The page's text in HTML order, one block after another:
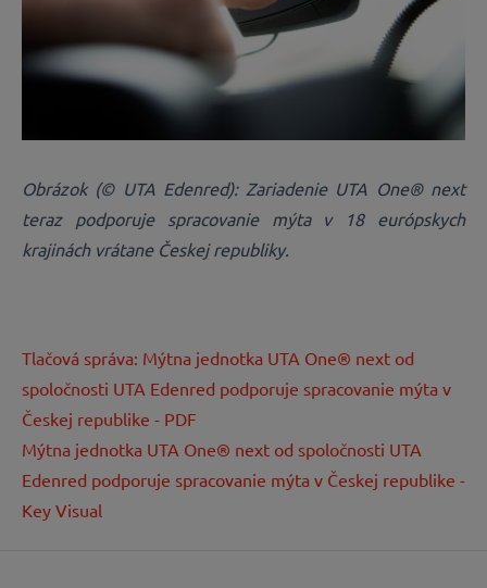
Obrázok (© UTA Edenred): Zariadenie UTA One® next
teraz podporuje spracovanie mýta v 18 európskych
krajinách vrátane Českej republiky.
Tlačová správa: Mýtna jednotka UTA One® next od
spoločnosti UTA Edenred podporuje spracovanie mýta v
Českej republike - PDF
Mýtna jednotka UTA One® next od spoločnosti UTA
Edenred podporuje spracovanie mýta v Českej republike -
Key Visual